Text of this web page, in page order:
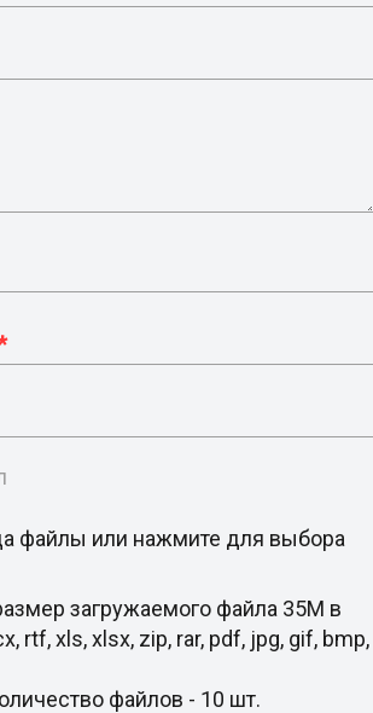
файлы или нажмите для выбора
загружаемого файла 35M в
rtf, xls, xlsx, zip, rar, pdf, jpg, gif, bmp,
файлов - 10 шт.